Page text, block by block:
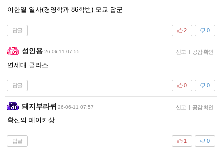
이한열 열사(경영학과 86학번) 모교 답군
답글 0
2
성인용 26-06-11 07:55 신고 | 공감 확인
연세대 클라스
답글 0
0
돼지부라퀴 26-06-11 07:57 신고 | 공감 확인
확신의 페이커상
답글 0
1